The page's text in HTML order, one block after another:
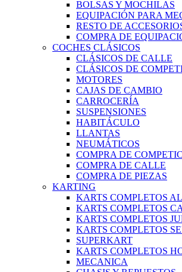
BOLSAS Y MOCHILAS
EQUIPACIÓN PARA
RESTO DE
COMPRA DE
COCHES CLÁSICOS
CLÁSICOS DE CALLE
CLÁSICOS DE
MOTORES
CAJAS DE CAMBIO
CARROCERÍA
SUSPENSIONES
HABITÁCULO
LLANTAS
NEUMÁTICOS
COMPRA DE
COMPRA DE CALLE
COMPRA DE PIEZAS
KARTING
KARTS COMPLETOS
KARTS COMPLETOS
KARTS COMPLETOS
KARTS COMPLETOS
SUPERKART
KARTS COMPLETOS
MECANICA